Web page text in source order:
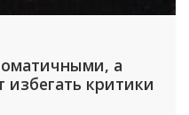
а
избегать критики